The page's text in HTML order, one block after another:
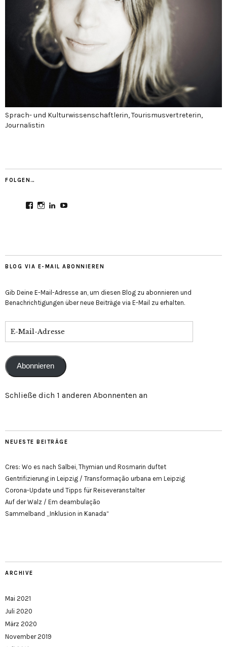
Sprach- und Kulturwissenschaftlerin, Tourismusvertreterin,
Journalistin
FOLGEN…
ProfilProfilProfil
LinkedIn
Profil
BLOG VIA E-MAIL ABONNIEREN
Gib Deine E-Mail-Adresse an, um diesen Blog zu abonnieren und
Benachrichtigungen über neue Beiträge via E-Mail zu erhalten.
Mail-
Abonnieren
Schließe dich 1 anderen Abonnenten an
NEUESTE BEITRÄGE
Cres: Wo es nach Salbei, Thymian und Rosmarin duftet
Gentrifizierung in Leipzig / Transformação urbana em Leipzig
Corona-Update und Tipps für Reiseveranstalter
Auf der Walz / Em deambulação
Sammelband „Inklusion in Kanada“
ARCHIVE
Mai 2021
Juli 2020
März 2020
November 2019